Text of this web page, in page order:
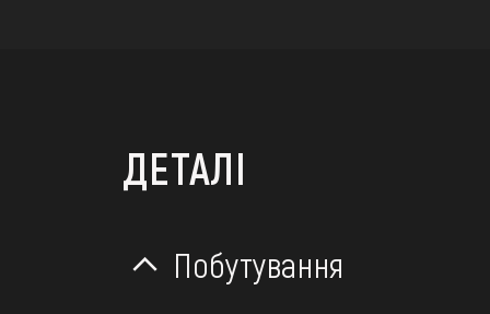
ДЕТАЛІ
Побутування